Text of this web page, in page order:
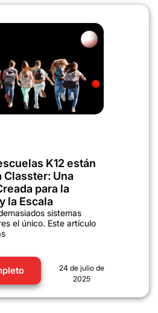
K12 están
Classter: Una
para la
la Escala
sistemas
el único. Este artículo
24 de julio de
2025